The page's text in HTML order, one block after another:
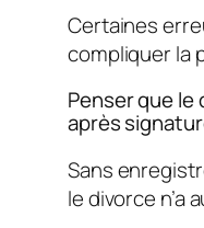
Certaines
compliquer la
Penser que
après
Sans
le divorce n’a